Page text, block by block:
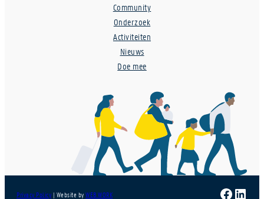
Community
Onderzoek
Activiteiten
Nieuws
Doe mee
Privacy Policy | Website byWEB.WORK